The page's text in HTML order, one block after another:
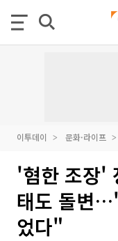
이투데이 문화·라이프
'혐한 조장'
태도 돌변
었다"